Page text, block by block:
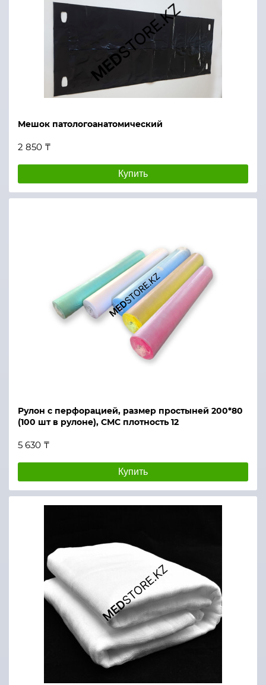
Мешок патологоанатомический
2 850 ₸
Купить
Рулон с перфорацией, размер простыней 200*80
(100 шт в рулоне), СМС плотность 12
5 630 ₸
Купить